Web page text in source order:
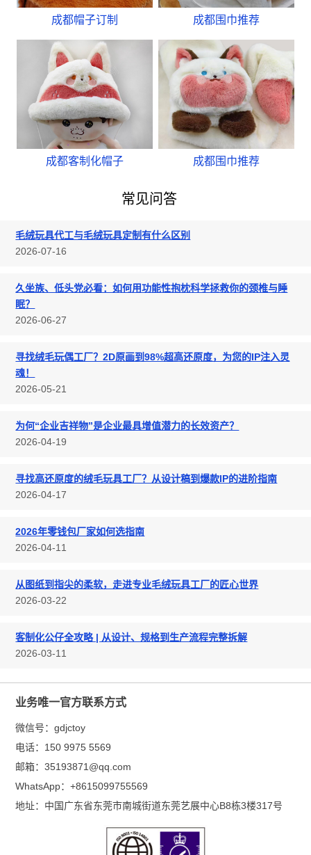
成都帽子订制 成都围巾推荐
成都客制化帽子 成都围巾推荐
常见问答
毛绒玩具代工与毛绒玩具定制有什么区别
2026-07-16
久坐族、低头党必看：如何用功能性抱枕科学拯救你的颈椎与睡
眠？
2026-06-27
寻找绒毛玩偶工厂？2D原画到98%超高还原度，为您的IP注入灵
魂！
2026-05-21
为何“企业吉祥物”是企业最具增值潜力的长效资产？
2026-04-19
寻找高还原度的绒毛玩具工厂？从设计稿到爆款IP的进阶指南
2026-04-17
2026年零钱包厂家如何选指南
2026-04-11
从图纸到指尖的柔软，走进专业毛绒玩具工厂的匠心世界
2026-03-22
客制化公仔全攻略 | 从设计、规格到生产流程完整拆解
2026-03-11
业务唯一官方联系方式
微信号：gdjctoy
电话： 150 9975 5569
邮箱：35193871@qq.com
WhatsApp：+8615099755569
地址： 中国广东省东莞市南城街道东莞艺展中心B8栋3楼317号